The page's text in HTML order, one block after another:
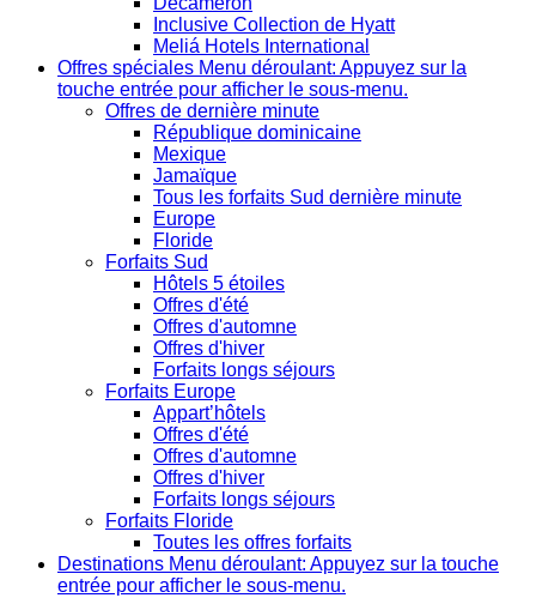
Inclusive Collection de Hyatt
Meliá Hotels International
Offres spéciales Menu déroulant: Appuyez sur la
touche entrée pour afficher le sous-menu.
Offres de dernière minute
République dominicaine
Mexique
Jamaïque
Tous les forfaits Sud dernière minute
Europe
Floride
Forfaits Sud
Hôtels 5 étoiles
Offres d'été
Offres d'automne
Offres d'hiver
Forfaits longs séjours
Forfaits Europe
Appart’hôtels
Offres d'été
Offres d'automne
Offres d'hiver
Forfaits longs séjours
Forfaits Floride
Toutes les offres forfaits
Destinations Menu déroulant: Appuyez sur la touche
entrée pour afficher le sous-menu.